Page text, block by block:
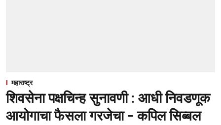
महाराष्ट्र
शिवसेना पक्षचिन्ह सुनावणी : आधी निवडणूक
आयोगाचा फैसला गरजेचा - कपिल सिब्बल